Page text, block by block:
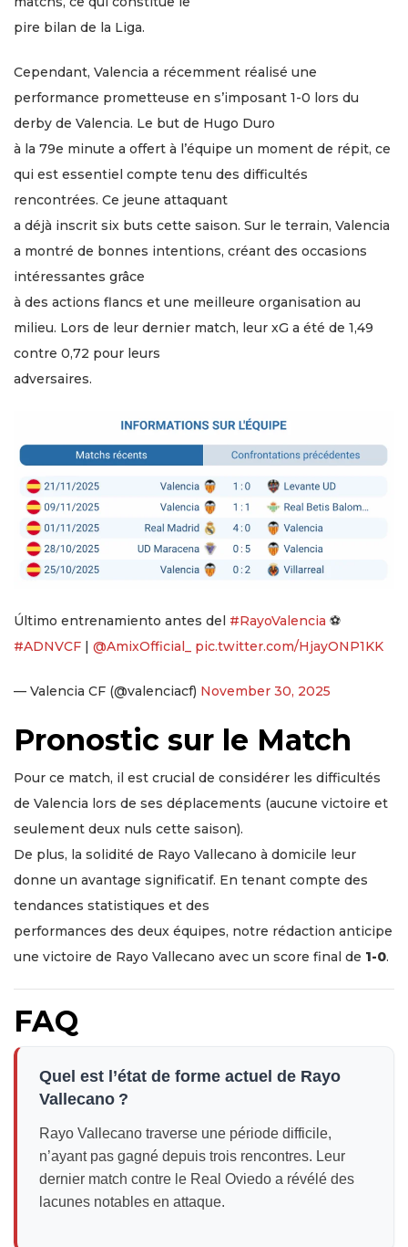
pire bilan de la Liga.
Cependant, Valencia a récemment réalisé une
performance prometteuse en s’imposant 1-0 lors du
derby de Valencia. Le but de Hugo Duro
à la 79e minute a offert à l’équipe un moment de répit, ce
qui est essentiel compte tenu des difficultés
rencontrées. Ce jeune attaquant
a déjà inscrit six buts cette saison. Sur le terrain, Valencia
a montré de bonnes intentions, créant des occasions
intéressantes grâce
à des actions flancs et une meilleure organisation au
milieu. Lors de leur dernier match, leur xG a été de 1,49
contre 0,72 pour leurs
adversaires.
Último entrenamiento antes del #RayoValencia ⚽
#ADNVCF | @AmixOfficial_ pic.twitter.com/HjayONP1KK
— Valencia CF (@valenciacf) November 30, 2025
Pronostic sur le Match
Pour ce match, il est crucial de considérer les difficultés
de Valencia lors de ses déplacements (aucune victoire et
seulement deux nuls cette saison).
De plus, la solidité de Rayo Vallecano à domicile leur
donne un avantage significatif. En tenant compte des
tendances statistiques et des
performances des deux équipes, notre rédaction anticipe
une victoire de Rayo Vallecano avec un score final de 1-0.
FAQ
Quel est l’état de forme actuel de Rayo
Vallecano ?
Rayo Vallecano traverse une période difficile,
n’ayant pas gagné depuis trois rencontres. Leur
dernier match contre le Real Oviedo a révélé des
lacunes notables en attaque.